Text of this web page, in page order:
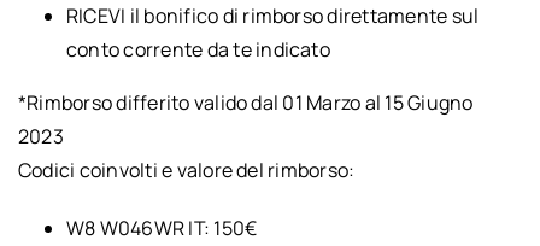
RICEVI il bonifico di rimborso direttamente sul
conto corrente da te indicato
*Rimborso differito valido dal 01 Marzo al 15 Giugno
2023
Codici coinvolti e valore del rimborso:
W8 W046WR IT: 150€